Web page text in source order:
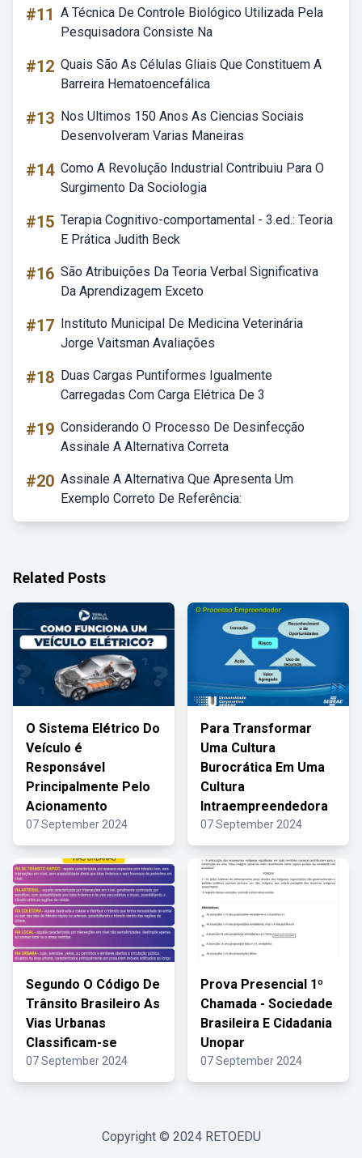
#11 A Técnica De Controle Biológico Utilizada Pela
Pesquisadora Consiste Na
#12 Quais São As Células Gliais Que Constituem A
Barreira Hematoencefálica
#13 Nos Ultimos 150 Anos As Ciencias Sociais
Desenvolveram Varias Maneiras
#14 Como A Revolução Industrial Contribuiu Para O
Surgimento Da Sociologia
#15 Terapia Cognitivo-comportamental - 3.ed.: Teoria
E Prática Judith Beck
#16 São Atribuições Da Teoria Verbal Significativa
Da Aprendizagem Exceto
#17 Instituto Municipal De Medicina Veterinária
Jorge Vaitsman Avaliações
#18 Duas Cargas Puntiformes Igualmente
Carregadas Com Carga Elétrica De 3
#19 Considerando O Processo De Desinfecção
Assinale A Alternativa Correta
#20 Assinale A Alternativa Que Apresenta Um
Exemplo Correto De Referência:
Related Posts
O Sistema Elétrico Do
Veículo é
Responsável
Principalmente Pelo
Acionamento
07 September 2024
Para Transformar
Uma Cultura
Burocrática Em Uma
Cultura
Intraempreendedora
07 September 2024
Segundo O Código De
Trânsito Brasileiro As
Vias Urbanas
Classificam-se
07 September 2024
Prova Presencial 1º
Chamada - Sociedade
Brasileira E Cidadania
Unopar
07 September 2024
Copyright © 2024 RETOEDU